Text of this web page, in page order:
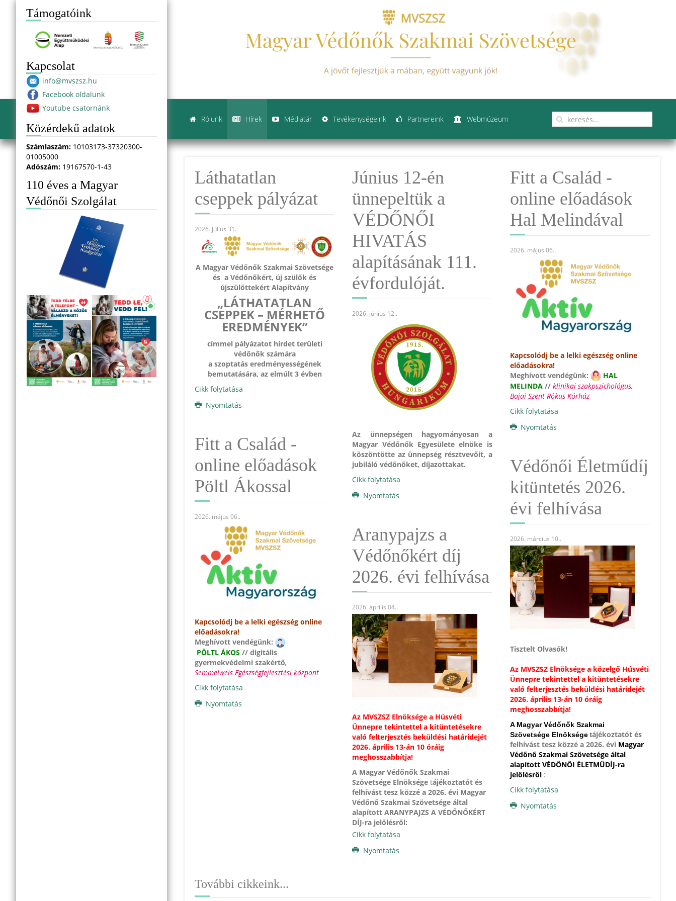
Támogatóink
Kapcsolat
info@mvszsz.hu
Facebook oldalunk
Youtube csatornánk
Közérdekű adatok
Számlaszám: 10103173-37320300-
01005000
Adószám: 19167570-1-43
110 éves a Magyar
Védőnői Szolgálat
Rólunk Hírek Médiatár Tevékenységeink Partnereink Webmúzeum
Láthatatlan
cseppek pályázat
2026. július 31..
A Magyar Védőnők Szakmai Szövetsége
ésa Védőnőkért, új szülők és
újszülöttekért Alapítvány
„LÁTHATATLAN
CSEPPEK – MÉRHETŐ
EREDMÉNYEK”
címmel pályázatot hirdet területi
védőnők számára
a szoptatás eredményességének
bemutatására, az elmúlt 3 évben
Cikk folytatása
Nyomtatás
Fitt a Család -
online előadások
Pöltl Ákossal
2026. május 06..
Kapcsolódj be a lelki egészség online
előadásokra!
Meghívott vendégünk:
PÖLTL ÁKOS // digitális
gyermekvédelmi szakértő,
Semmelweis Egészségfejlesztési központ
Cikk folytatása
Nyomtatás
Június 12-én
ünnepeltük a
VÉDŐNŐI
HIVATÁS
alapításának 111.
évfordulóját.
2026. június 12..
Az ünnepségen hagyományosan a
Magyar Védőnők Egyesülete elnöke is
köszöntötte az ünnepség résztvevőit, a
jubiláló védőnőket, díjazottakat.
Cikk folytatása
Nyomtatás
Aranypajzs a
Védőnőkért díj
2026. évi felhívása
2026. április 04..
Az MVSZSZ Elnöksége a Húsvéti
Ünnepre tekintettel a kitüntetésekre
való felterjesztés beküldési határidejét
2026.április 13-án 10 óráig
meghosszabbítja!
A Magyar Védőnők Szakmai
Szövetsége Elnökségetájékoztatót és
felhívást tesz közzé a 2026. évi Magyar
Védőnő Szakmai Szövetsége által
alapított ARANYPAJZS A VÉDŐNŐKÉRT
DÍJ-ra jelölésről:
Cikk folytatása
Nyomtatás
Fitt a Család -
online előadások
Hal Melindával
2026. május 06..
Kapcsolódj be a lelki egészség online
előadásokra!
Meghívott vendégünk:
HAL
MELINDA// klinikai szakpszichológus,
Bajai Szent Rókus Kórház
Cikk folytatása
Nyomtatás
Védőnői Életműdíj
kitüntetés 2026.
évi felhívása
2026. március 10..
Tisztelt Olvasók!
Az MVSZSZ Elnöksége a közelgő Húsvéti
Ünnepre tekintettel a kitüntetésekre
való felterjesztés beküldési határidejét
2026. április 13-án 10 óráig
meghosszabbítja!
A Magyar Védőnők Szakmai
Szövetsége Elnöksége tájékoztatót és
felhívást tesz közzé a 2026. évi Magyar
Védőnő Szakmai Szövetsége által
alapított VÉDŐNŐI ÉLETMŰDÍJ-ra
jelölésről:
Cikk folytatása
Nyomtatás
További cikkeink...